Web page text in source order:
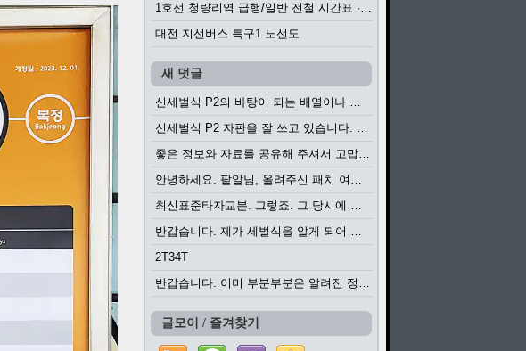
1호선 청량리역 급행/일반 전철 시간표 · 노선도 (2025.12.30~)
대전 지선버스 특구1 노선도
새 덧글
신세벌식 P2의 바탕이 되는 배열이나 주요 기능...
신세벌식 P2 자판을 잘 쓰고 있습니다. 쓰기 편리...
좋은 정보와 자료를 공유해 주셔서 고맙습니다....
안녕하세요. 팥알님, 올려주신 패치 여러모로 감사...
최신표준타자교본. 그렇죠. 그 당시에 최신 표준...
반갑습니다. 제가 세벌식을 알게 되어 세벌식 써...
2T34T
반갑습니다. 이미 부분부분은 알려진 정보들이...
글모이 / 즐겨찾기